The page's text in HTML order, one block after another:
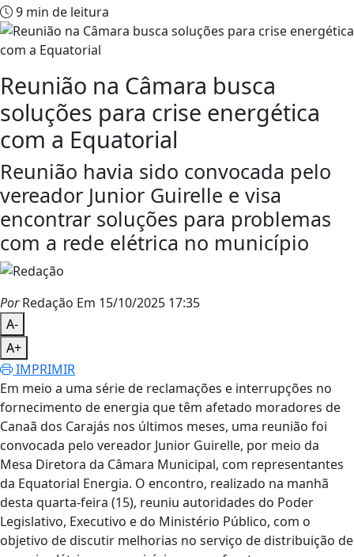
9 min de leitura
Reunião na Câmara busca
soluções para crise energética
com a Equatorial
Reunião havia sido convocada pelo
vereador Junior Guirelle e visa
encontrar soluções para problemas
com a rede elétrica no município
PorRedação Em 15/10/2025 17:35
A-
A+
IMPRIMIR
Em meio a uma série de reclamações e interrupções no
fornecimento de energia que têm afetado moradores de
Canaã dos Carajás nos últimos meses, uma reunião foi
convocada pelo vereador Junior Guirelle, por meio da
Mesa Diretora da Câmara Municipal, com representantes
da Equatorial Energia. O encontro, realizado na manhã
desta quarta-feira (15), reuniu autoridades do Poder
Legislativo, Executivo e do Ministério Público, com o
objetivo de discutir melhorias no serviço de distribuição de